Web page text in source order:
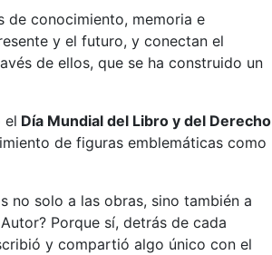
de conocimiento, memoria e
y el futuro, y conectan el
de ellos, que se ha construido un
el Día Mundial del Libro y del Derecho
de figuras emblemáticas como
no solo a las obras, sino también a
Porque sí, detrás de cada
y compartió algo único con el